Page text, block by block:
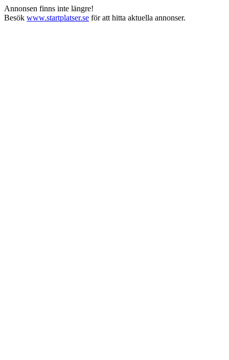
Annonsen finns inte längre!
Besök www.startplatser.se för att hitta aktuella annonser.